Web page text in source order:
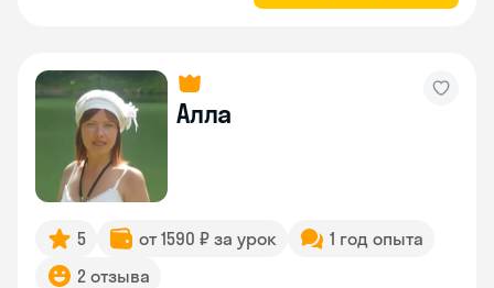
Алла
5 от 1590 ₽ за урок
1 год опыта
2 отзыва